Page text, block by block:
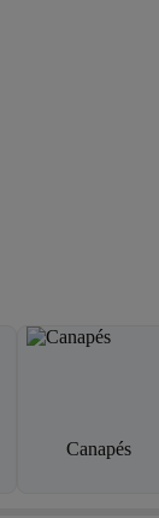
Canapés